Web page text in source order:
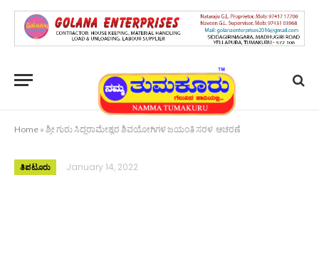
Home » ಶ್ರೀ ಗುರು ಸಿದ್ಧರಾಮೇಶ್ವರ ಶಿವಯೋಗಿಗಳ ಜಯಂತಿ ಸರಳ ಆಚರಣೆ
ತಿಪಟೂರು January 14, 2022